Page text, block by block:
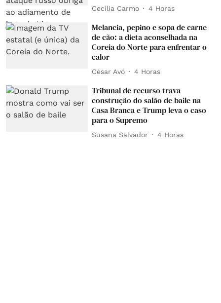
Cecília Carmo 4 Horas
Melancia, pepino e sopa de carne
de cão: a dieta aconselhada na
Coreia do Norte para enfrentar o
calor
César Avó 4 Horas
Tribunal de recurso trava
construção do salão de baile na
Casa Branca e Trump leva o caso
para o Supremo
Susana Salvador 4 Horas